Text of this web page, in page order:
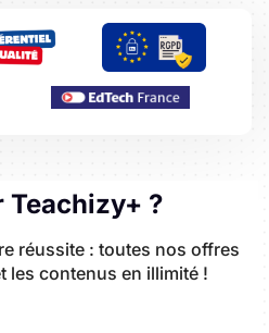
?
réussite : toutes nos offres
les contenus en illimité !